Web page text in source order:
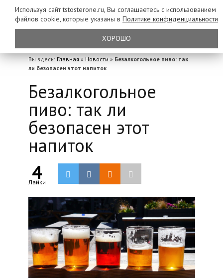
Вы здесь: Главная » Новости » Безалкогольное пиво: так
ли безопасен этот напиток
Безалкогольное
пиво: так ли
безопасен этот
напиток
4
Лайки
Используя сайт tstosterone.ru, Вы соглашаетесь с использованием
файлов cookie, которые указаны в Политике конфиденциальности
ХОРОШО